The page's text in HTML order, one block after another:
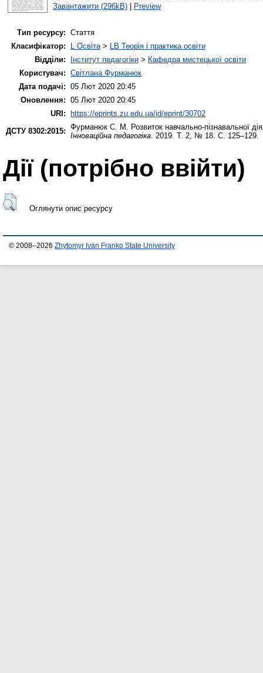
Завантажити (296kB)| Preview
Тип ресурсу: Стаття
Класифікатор:
L Освіта> LB Теорія і практика освіти
Відділи:
Інститут педагогіки > Кафедра мистецької освіти
Користувач: Світлана Фурманюк
Дата подачі: 05 Лют 2020 20:45
Оновлення: 05 Лют 2020 20:45
URI:
https://eprints.zu.edu.ua/id/eprint/30702
ДСТУ 8302:2015: Фурманюк С. М. Розвиток навчально-пізнавальної
Інноваційна педагогіка. 2019. Т. 2, № 18. С. 125–129.
Дії ​​(потрібно ввійти)
Оглянути опис ресурсу
© 2008–2026 Zhytomyr Ivan Franko State University